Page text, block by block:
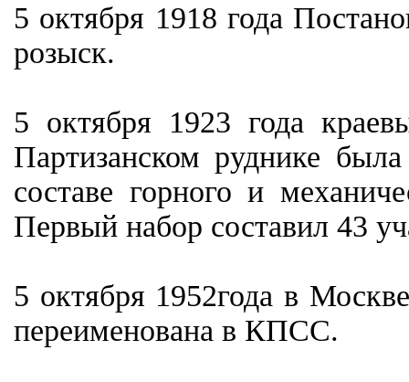
5 октября 1918 года
розыск.
5 октября 1923 года
Партизанском руднике
составе горного и
Первый набор составил 43
5 октября 1952года в
переименована в КПСС.